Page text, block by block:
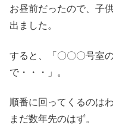
お昼前だったので、子
出ました。
すると、「〇〇〇号室
で・・・」。
順番に回ってくるのは
まだ数年先のはず。